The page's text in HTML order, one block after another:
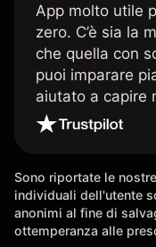
App molto utile
zero. C’è sia la
che quella con
puoi imparare
aiutato a capire
trading. La
senza esperienza.
Sono riportate le
individuali dell'utente
anonimi al fine di
ottemperanza alle